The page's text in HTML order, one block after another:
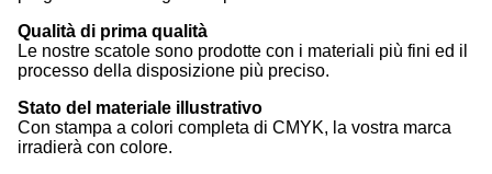
Qualità di prima qualità
Le nostre scatole sono prodotte con i materiali più fini ed il
processo della disposizione più preciso.
Stato del materiale illustrativo
Con stampa a colori completa di CMYK, la vostra marca
irradierà con colore.